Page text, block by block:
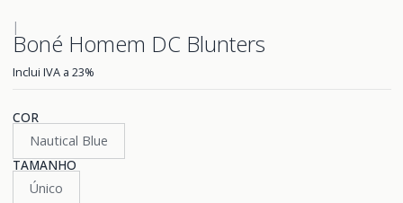
|
Boné Homem DC Blunters
Inclui IVA a 23%
COR
Nautical Blue
TAMANHO
Único